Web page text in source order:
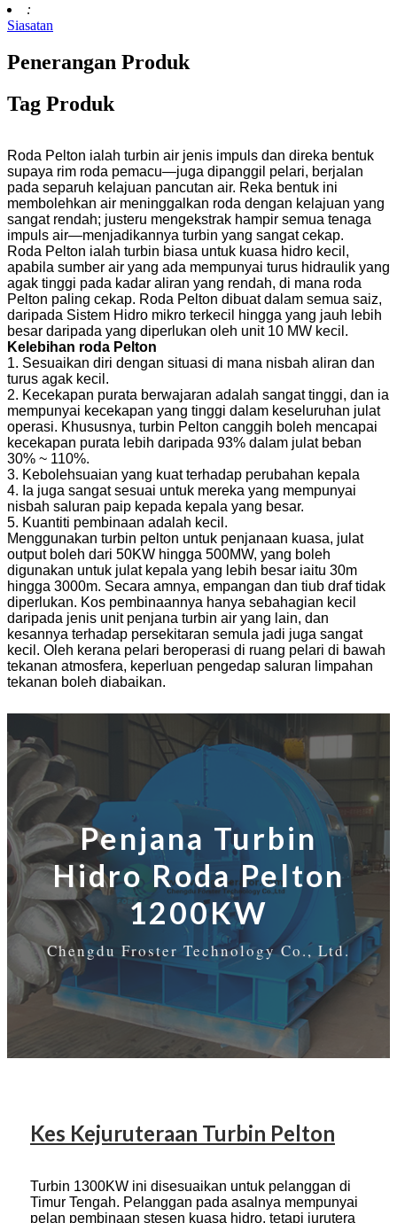
:
Siasatan
Penerangan Produk
Tag Produk
Roda Pelton ialah turbin air jenis impuls dan direka bentuk
supaya rim roda pemacu—juga dipanggil pelari, berjalan
pada separuh kelajuan pancutan air. Reka bentuk ini
membolehkan air meninggalkan roda dengan kelajuan yang
sangat rendah; justeru mengekstrak hampir semua tenaga
impuls air—menjadikannya turbin yang sangat cekap.
Roda Pelton ialah turbin biasa untuk kuasa hidro kecil,
apabila sumber air yang ada mempunyai turus hidraulik yang
agak tinggi pada kadar aliran yang rendah, di mana roda
Pelton paling cekap. Roda Pelton dibuat dalam semua saiz,
daripada Sistem Hidro mikro terkecil hingga yang jauh lebih
besar daripada yang diperlukan oleh unit 10 MW kecil.
Kelebihan roda Pelton
1. Sesuaikan diri dengan situasi di mana nisbah aliran dan
turus agak kecil.
2. Kecekapan purata berwajaran adalah sangat tinggi, dan ia
mempunyai kecekapan yang tinggi dalam keseluruhan julat
operasi. Khususnya, turbin Pelton canggih boleh mencapai
kecekapan purata lebih daripada 93% dalam julat beban
30% ~ 110%.
3. Kebolehsuaian yang kuat terhadap perubahan kepala
4. Ia juga sangat sesuai untuk mereka yang mempunyai
nisbah saluran paip kepada kepala yang besar.
5. Kuantiti pembinaan adalah kecil.
Menggunakan turbin pelton untuk penjanaan kuasa, julat
output boleh dari 50KW hingga 500MW, yang boleh
digunakan untuk julat kepala yang lebih besar iaitu 30m
hingga 3000m. Secara amnya, empangan dan tiub draf tidak
diperlukan. Kos pembinaannya hanya sebahagian kecil
daripada jenis unit penjana turbin air yang lain, dan
kesannya terhadap persekitaran semula jadi juga sangat
kecil. Oleh kerana pelari beroperasi di ruang pelari di bawah
tekanan atmosfera, keperluan pengedap saluran limpahan
tekanan boleh diabaikan.
Penjana Turbin
Hidro Roda Pelton
1200KW
Chengdu Froster Technology Co., Ltd.
Kes Kejuruteraan Turbin Pelton
Turbin 1300KW ini disesuaikan untuk pelanggan di
Timur Tengah. Pelanggan pada asalnya mempunyai
pelan pembinaan stesen kuasa hidro, tetapi jurutera